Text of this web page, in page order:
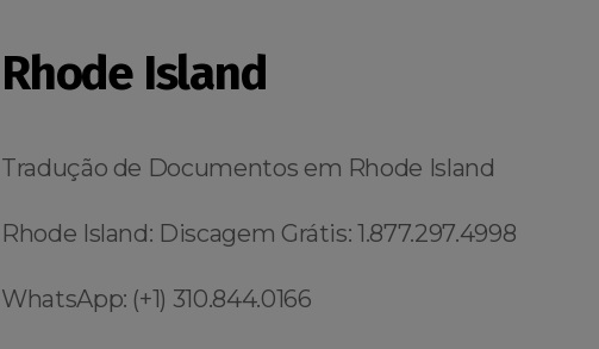
Rhode Island
Tradução de Documentos em Rhode Island
Rhode Island: Discagem Grátis: 1.877.297.4998
WhatsApp: (+1) 310.844.0166